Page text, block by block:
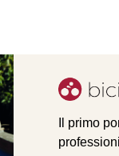
Il primo